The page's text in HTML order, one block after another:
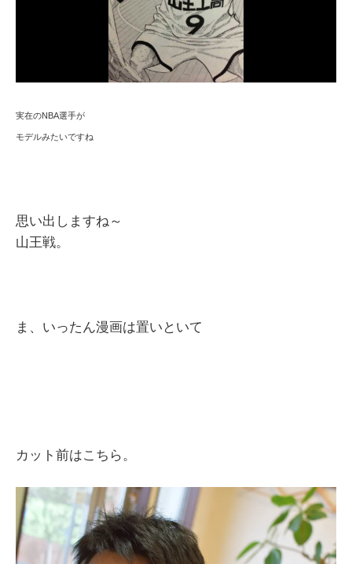
実在のNBA選手が
モデルみたいですね
思い出しますね～
山王戦。
ま、いったん漫画は置いといて
カット前はこちら。